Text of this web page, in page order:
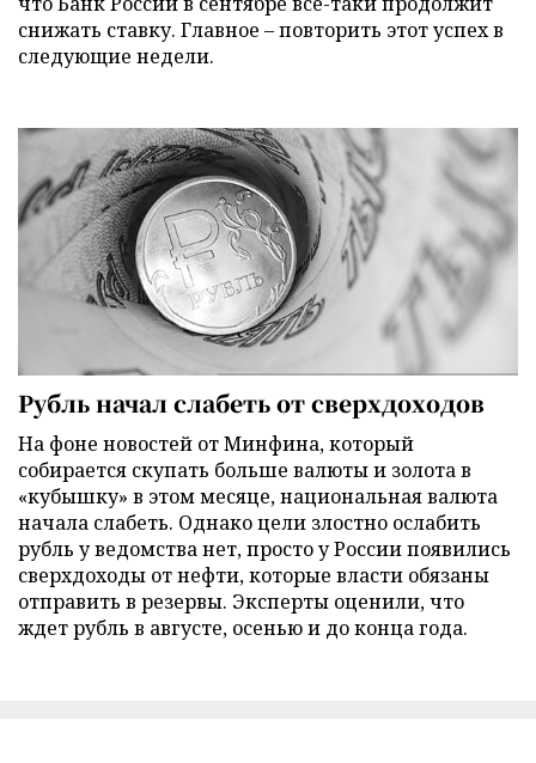
снижать ставку. Главное – повторить этот успех в
следующие недели.
Рубль начал слабеть от сверхдоходов
На фоне новостей от Минфина, который
собирается скупать больше валюты и золота в
«кубышку» в этом месяце, национальная валюта
начала слабеть. Однако цели злостно ослабить
рубль у ведомства нет, просто у России появились
сверхдоходы от нефти, которые власти обязаны
отправить в резервы. Эксперты оценили, что
ждет рубль в августе, осенью и до конца года.